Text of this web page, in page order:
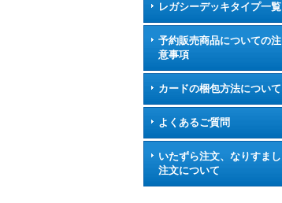
レガシーデッキタイプ一覧
予約販売商品についての注
意事項
カードの梱包方法について
よくあるご質問
いたずら注文、なりすまし
注文について